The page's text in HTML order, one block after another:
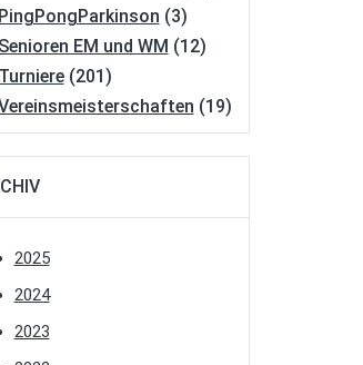
PingPongParkinson (3)
Senioren EM und WM (12)
Turniere(201)
(19)
2025
2024
2023